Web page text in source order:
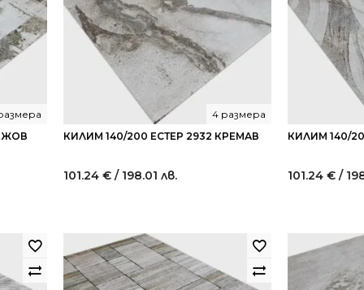
КИЛИМ 140/200 ЕСТЕР 2932 КРЕМАВ
4 размера
101.24 € / 198.01 лв.
КИЛИМ 140/
101.24 € /